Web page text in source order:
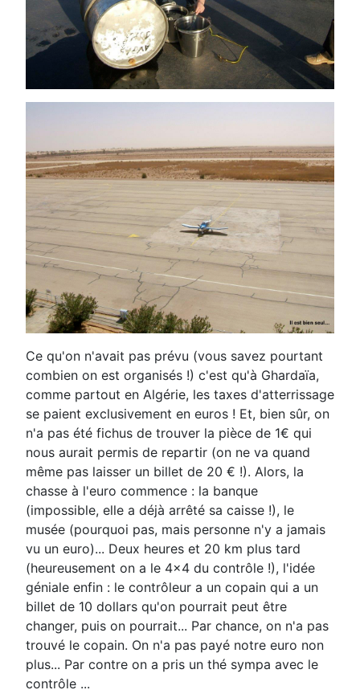
Ce qu'on n'avait pas prévu (vous savez pourtant
combien on est organisés !) c'est qu'à Ghardaïa,
comme partout en Algérie, les taxes d'atterrissage
se paient exclusivement en euros ! Et, bien sûr, on
n'a pas été fichus de trouver la pièce de 1€ qui
nous aurait permis de repartir (on ne va quand
même pas laisser un billet de 20 € !). Alors, la
chasse à l'euro commence : la banque
(impossible, elle a déjà arrêté sa caisse !), le
musée (pourquoi pas, mais personne n'y a jamais
vu un euro)... Deux heures et 20 km plus tard
(heureusement on a le 4x4 du contrôle !), l'idée
géniale enfin : le contrôleur a un copain qui a un
billet de 10 dollars qu'on pourrait peut être
changer, puis on pourrait... Par chance, on n'a pas
trouvé le copain. On n'a pas payé notre euro non
plus... Par contre on a pris un thé sympa avec le
contrôle ...